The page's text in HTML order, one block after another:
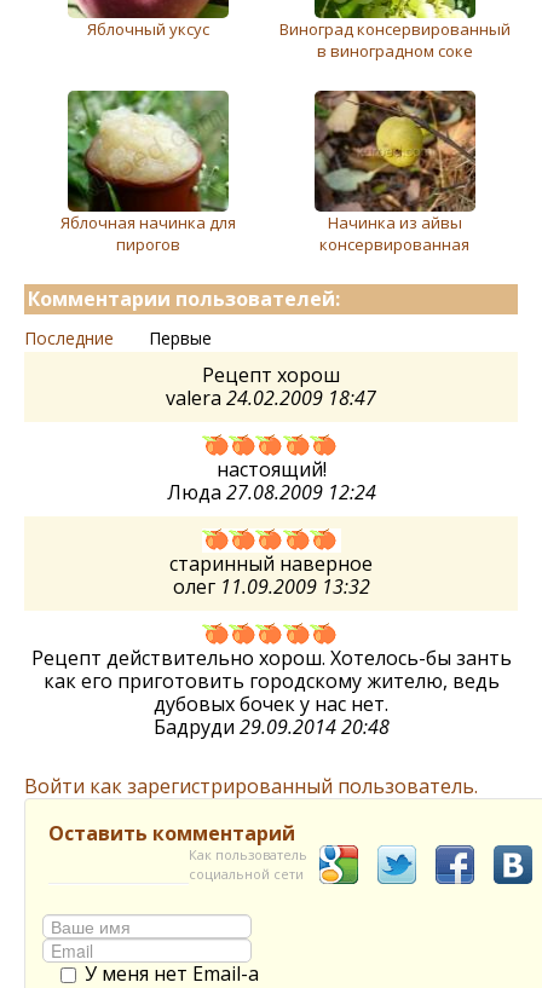
Яблочный уксус
Виноград консервированный
в виноградном соке
Яблочная начинка для
пирогов
Начинка из айвы
консервированная
Комментарии пользователей:
Последние Первые
Рецепт хорош
valera 24.02.2009 18:47
настоящий!
Люда 27.08.2009 12:24
старинный наверное
олег 11.09.2009 13:32
Рецепт действительно хорош. Хотелось-бы занть
как его приготовить городскому жителю, ведь
дубовых бочек у нас нет.
Бадруди 29.09.2014 20:48
Войти как зарегистрированный пользователь.
Оставить комментарий
Как пользователь
социальной сети
У меня нет Email-а